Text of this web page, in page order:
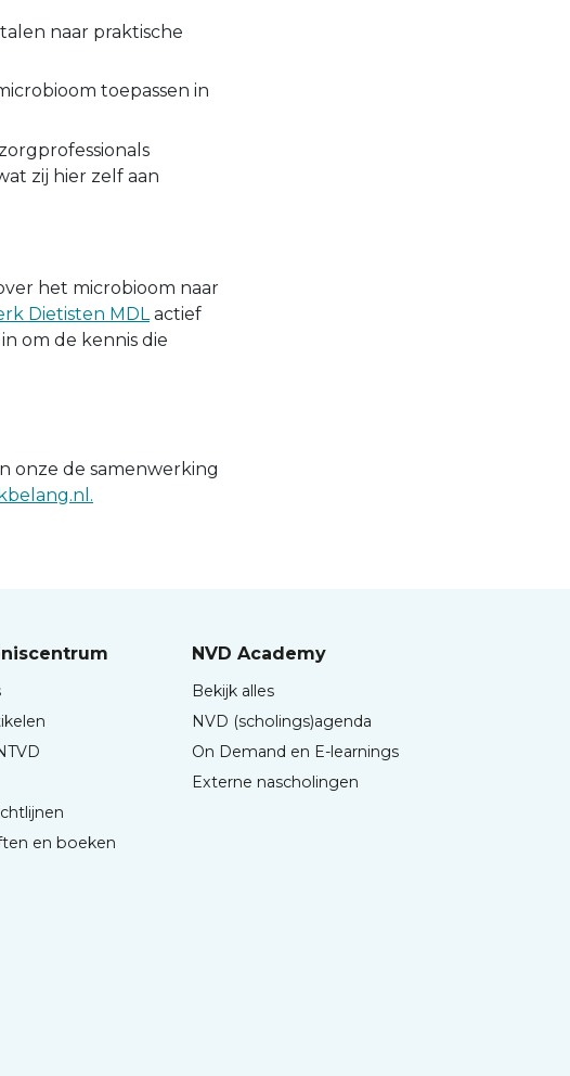
naar praktische
toepassen in
zij hier zelf aan
het microbioom naar
Dietisten MDL actief
om de kennis die
onze de samenwerking
en boeken
NVD Academy
Bekijk alles
NVD (scholings)agenda
On Demand en E-learnings
Externe nascholingen